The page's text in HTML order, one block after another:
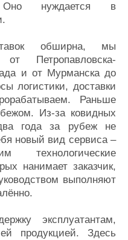
Оно нуждается в
обширна, мы
Петропавловска-
и от Мурманска до
логистики, доставки
Раньше
Из-за ковидных
года за рубеж не
новый вид сервиса –
технологические
нанимает заказчик,
выполняют
эксплуатантам,
продукцией. Здесь